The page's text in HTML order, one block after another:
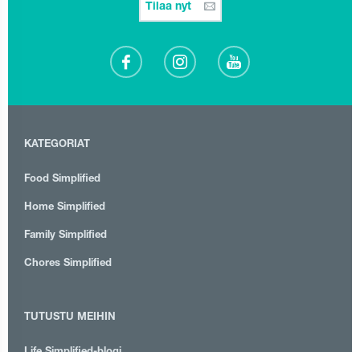
Tilaa nyt
KATEGORIAT
Food Simplified
Home Simplified
Family Simplified
Chores Simplified
TUTUSTU MEIHIN